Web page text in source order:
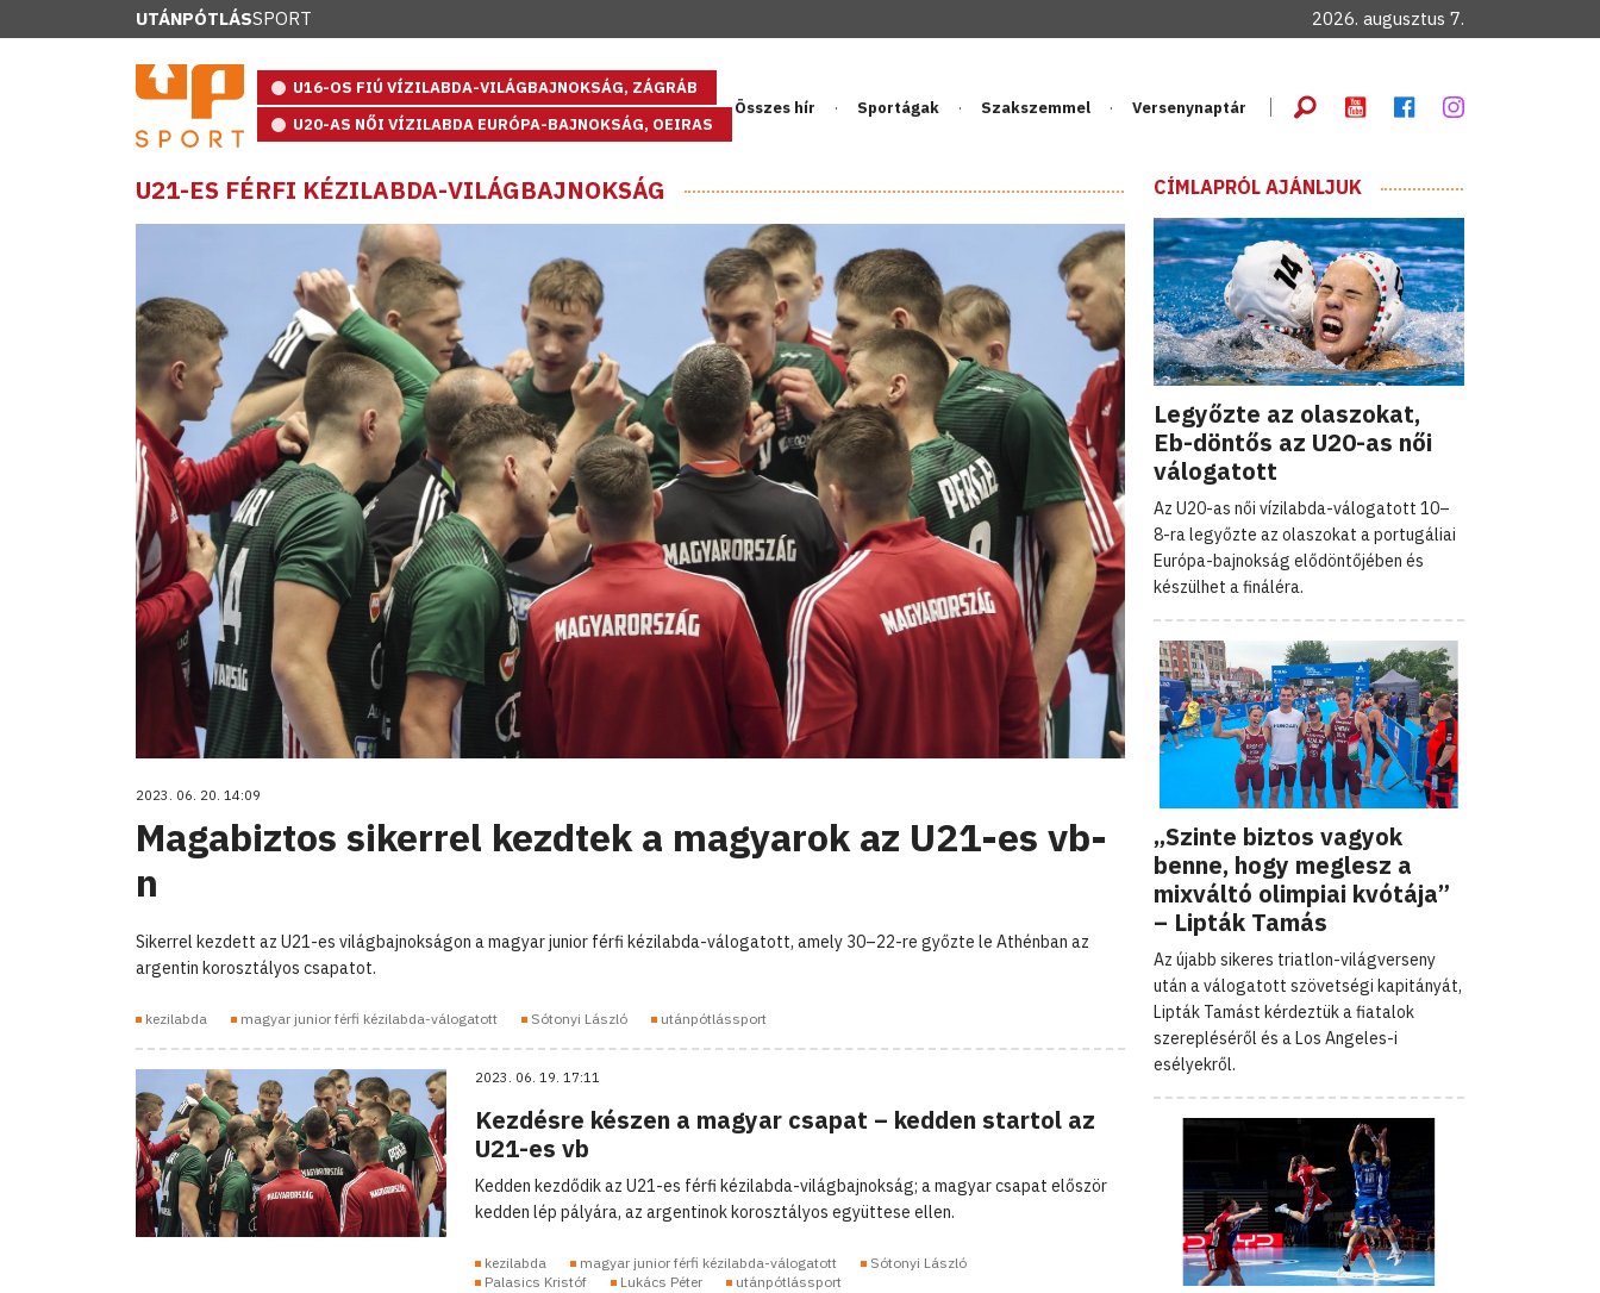
UTÁNPÓTLÁSSPORT 2026. augusztus 7.
U16-OS FIÚ VÍZILABDA-VILÁGBAJNOKSÁG, ZÁGRÁB
U20-AS NŐI VÍZILABDA EURÓPA-BAJNOKSÁG, OEIRAS
Összes hír Sportágak Szakszemmel Versenynaptár
U21-ES FÉRFI KÉZILABDA-VILÁGBAJNOKSÁG
2023. 06. 20. 14:09
Magabiztos sikerrel kezdtek a magyarok az U21-es vb-
n
Sikerrel kezdett az U21-es világbajnokságon a magyar junior férfi kézilabda-válogatott, amely 30–22-re győzte le Athénban az
argentin korosztályos csapatot.
kezilabda magyar junior férfi kézilabda-válogatott Sótonyi László utánpótlássport
2023. 06. 19. 17:11
Kezdésre készen a magyar csapat – kedden startol az
U21-es vb
Kedden kezdődik az U21-es férfi kézilabda-világbajnokság; a magyar csapat először
kedden lép pályára, az argentinok korosztályos együttese ellen.
kezilabda magyar junior férfi kézilabda-válogatott
Sótonyi László
Palasics Kristóf
Lukács Péter utánpótlássport
CÍMLAPRÓL AJÁNLJUK
Legyőzte az olaszokat,
Eb-döntős az U20-as női
válogatott
Az U20-as női vízilabda-válogatott 10–
8-ra legyőzte az olaszokat a portugáliai
Európa-bajnokság elődöntőjében és
készülhet a fináléra.
„Szinte biztos vagyok
benne, hogy meglesz a
mixváltó olimpiai kvótája”
– Lipták Tamás
Az újabb sikeres triatlon-világverseny
után a válogatott szövetségi kapitányát,
Lipták Tamást kérdeztük a fiatalok
szerepléséről és a Los Angeles-i
esélyekről.